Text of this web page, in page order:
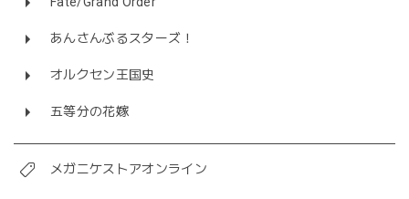
あんさんぶるスターズ！
オルクセン王国史
五等分の花嫁
メガニケストアオンライン